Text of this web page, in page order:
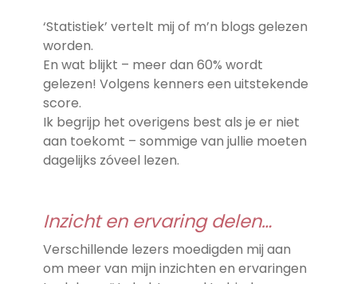
‘Statistiek’ vertelt mij of m’n blogs gelezen
worden.
En wat blijkt – meer dan 60% wordt
gelezen! Volgens kenners een uitstekende
score.
Ik begrijp het overigens best als je er niet
aan toekomt – sommige van jullie moeten
dagelijks zóveel lezen.
Inzicht en ervaring delen…
Verschillende lezers moedigden mij aan
om meer van mijn inzichten en ervaringen